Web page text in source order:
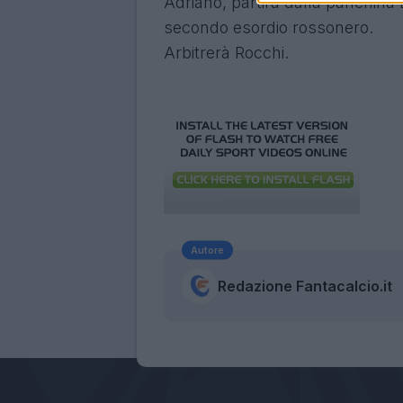
secondo esordio rossonero.
Arbitrerà Rocchi.
Autore
Redazione Fantacalcio.it